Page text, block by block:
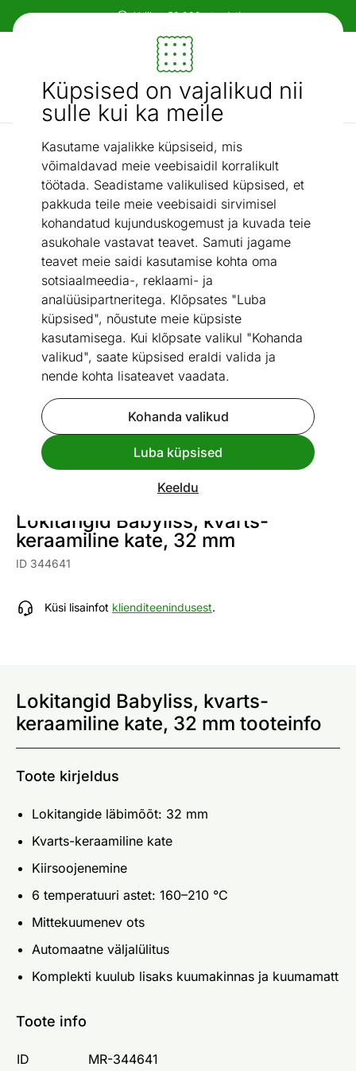
Küpsised on vajalikud nii
sulle kui ka meile
Kasutame vajalikke küpsiseid, mis
võimaldavad meie veebisaidil korralikult
töötada. Seadistame valikulised küpsised, et
pakkuda teile meie veebisaidi sirvimisel
kohandatud kujunduskogemust ja kuvada teie
asukohale vastavat teavet. Samuti jagame
teavet meie saidi kasutamise kohta oma
sotsiaalmeedia-, reklaami- ja
analüüsipartneritega. Klõpsates "Luba
küpsised", nõustute meie küpsiste
kasutamisega. Kui klõpsate valikul "Kohanda
valikud", saate küpsised eraldi valida ja
nende kohta lisateavet vaadata.
Kohanda valikud
Luba küpsised
Keeldu
Mööbel ja sisustus - ON24
Otsi...
AI otsing
Lokitangid
/ Lokitangid Babyliss, kvarts-keraamiline kate, 32 mm
Go to slide 7
Vaata sarnaseid
Lokitangid Babyliss, kvarts-
keraamiline kate, 32 mm
ID 344641
Küsi lisainfot klienditeenindusest.
Lokitangid Babyliss, kvarts-
keraamiline kate, 32 mm tooteinfo
Toote kirjeldus
Lokitangide läbimõõt: 32 mm
Kvarts-keraamiline kate
Kiirsoojenemine
6 temperatuuri astet: 160–210 °C
Mittekuumenev ots
Automaatne väljalülitus
Komplekti kuulub lisaks kuumakinnas ja kuumamatt
Toote info
ID MR-344641